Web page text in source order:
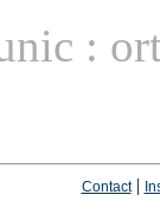
:
Contact|